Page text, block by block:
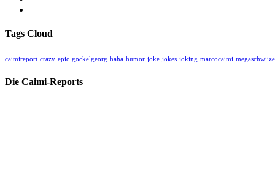
Tags Cloud
caimireport crazy epic gockelgeorg haha humor joke jokes joking marcocaimi
Die Caimi-Reports